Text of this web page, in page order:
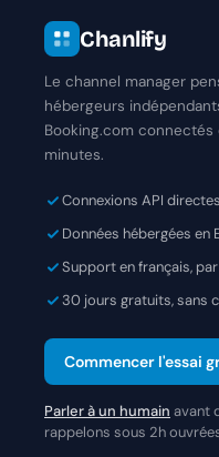
Chanlify
Le channel manager
hébergeurs
Booking.com connectés
minutes.
Connexions API directes
Données hébergées en
Support en français,
30 jours gratuits, sans
Commencer l'essai
Parler à un humain avant
rappelons sous 2h